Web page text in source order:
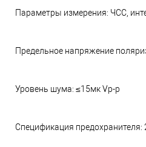
Параметры измерения: ЧСС,
Предельное напряжение
Уровень шума: ≤15мк Vp-p
Спецификация